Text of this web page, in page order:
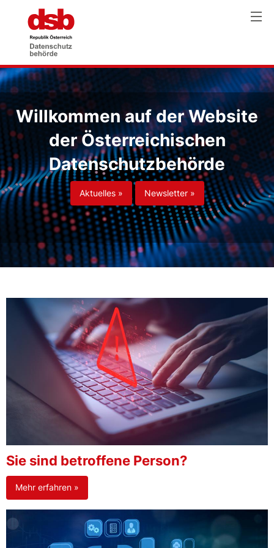
Willkommen auf der Website
der Österreichischen
Datenschutzbehörde
Aktuelles » Newsletter »
Sie sind betroffene Person?
Mehr erfahren »